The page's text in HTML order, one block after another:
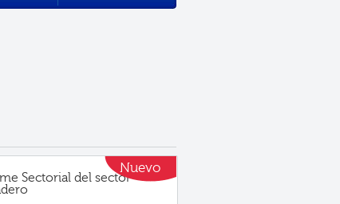
Nuevo
Sectorial del sector